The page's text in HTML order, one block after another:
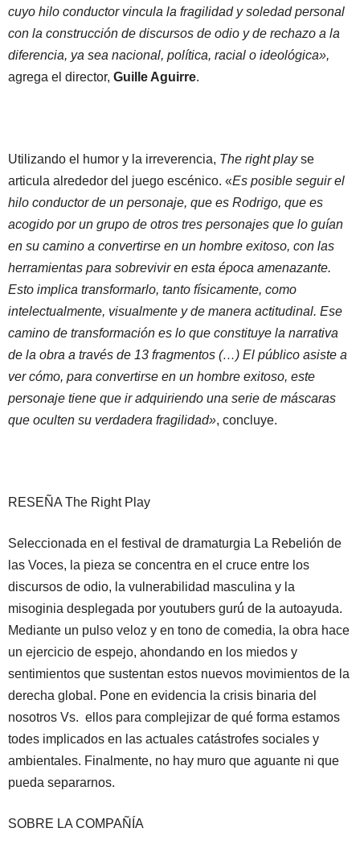
cuyo hilo conductor vincula la fragilidad y soledad personal
con la construcción de discursos de odio y de rechazo a la
diferencia, ya sea nacional, política, racial o ideológica»,
agrega el director, Guille Aguirre.
Utilizando el humor y la irreverencia, The right playse
articula alrededor del juego escénico. «Es posible seguir el
hilo conductor de un personaje, que es Rodrigo, que es
acogido por un grupo de otros tres personajes que lo guían
en su camino a convertirse en un hombre exitoso, con las
herramientas para sobrevivir en esta época amenazante.
Esto implica transformarlo, tanto físicamente, como
intelectualmente, visualmente y de manera actitudinal. Ese
camino de transformación es lo que constituye la narrativa
de la obra a través de 13 fragmentos (…) El público asiste a
ver cómo, para convertirse en un hombre exitoso, este
personaje tiene que ir adquiriendo una serie de máscaras
que oculten su verdadera fragilidad», concluye.
RESEÑA The Right Play
Seleccionada en el festival de dramaturgia La Rebelión de
las Voces, la pieza se concentra en el cruce entre los
discursos de odio, la vulnerabilidad masculina y la
misoginia desplegada por youtubers gurú́ de la autoayuda.
Mediante un pulso veloz y en tono de comedia, la obra hace
un ejercicio de espejo, ahondando en los miedos y
sentimientos que sustentan estos nuevos movimientos de la
derecha global. Pone en evidencia la crisis binaria del
nosotros Vs. ellos para complejizar de qué forma estamos
todes implicados en las actuales catástrofes sociales y
ambientales. Finalmente, no hay muro que aguante ni que
pueda separarnos.
SOBRE LA COMPAÑÍA